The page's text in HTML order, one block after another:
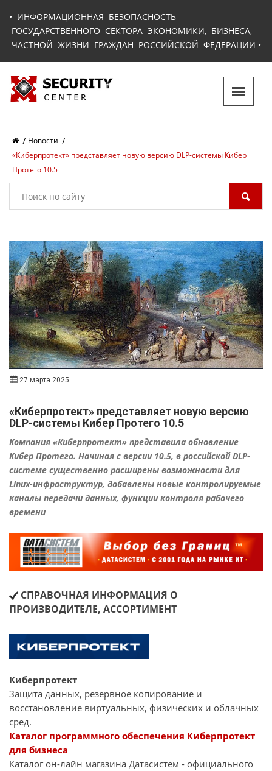
• ИНФОРМАЦИОННАЯ БЕЗОПАСНОСТЬ
ГОСУДАРСТВЕННОГО СЕКТОРА ЭКОНОМИКИ, БИЗНЕСА,
ЧАСТНОЙ ЖИЗНИ ГРАЖДАН РОССИЙСКОЙ ФЕДЕРАЦИИ •
Новости
«Киберпротект» представляет новую версию DLP-системы Кибер
Протего 10.5
27 марта 2025
«Киберпротект» представляет новую версию
DLP-системы Кибер Протего 10.5
Компания «Киберпротект» представила обновление
Кибер Протего. Начиная с версии 10.5, в российской DLP-
системе существенно расширены возможности для
Linux-инфраструктур, добавлены новые контролируемые
каналы передачи данных, функции контроля рабочего
времени
СПРАВОЧНАЯ ИНФОРМАЦИЯ О
ПРОИЗВОДИТЕЛЕ, АССОРТИМЕНТ
Киберпротект
Защита данных, резервное копирование и
восстановление виртуальных, физических и облачных
сред.
Каталог программного обеспечения Киберпротект
для бизнеса
Каталог он-лайн магазина Датасиcтем - официального